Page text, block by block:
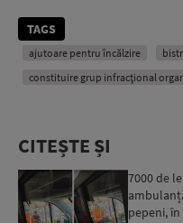
TAGS
ajutoare pentru încălzire
constituire grup infracţional
CITEȘTE ȘI
7000 de
pepeni,